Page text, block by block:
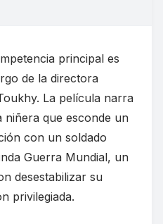
principal es
de la directora
La película narra
niñera que esconde un
con un soldado
Guerra Mundial, un
desestabilizar su
privilegiada.